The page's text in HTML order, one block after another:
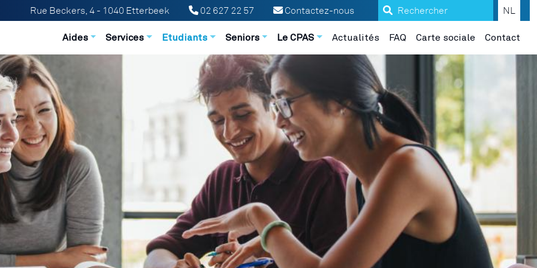
Search NL
Contactez-nous
02 627 22 57
Rue Beckers, 4 - 1040 Etterbeek
Navigation principale
Aides Services Etudiants Seniors Le CPAS Actualités FAQ Carte sociale Contact